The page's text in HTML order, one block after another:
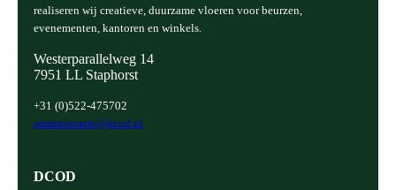
realiseren wij creatieve, duurzame vloeren voor beurzen,
evenementen, kantoren en winkels.
Westerparallelweg 14
7951 LL Staphorst
+31 (0)522-475702
administratie@dcod.nl
DCOD